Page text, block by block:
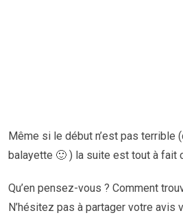
Même si le début n’est pas terrible
balayette 🙂 ) la suite est tout à fait
Qu’en pensez-vous ? Comment
N’hésitez pas à partager votre avis